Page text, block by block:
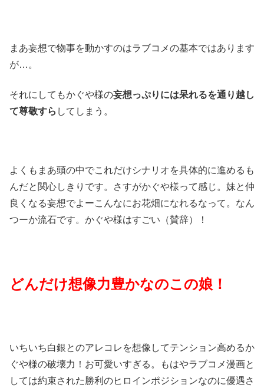
まあ妄想で物事を動かすのはラブコメの基本ではあります
が…。
それにしてもかぐや様の妄想っぷりには呆れるを通り越し
て尊敬すら してしまう。
よくもまあ頭の中でこれだけシナリオを具体的に進めるも
んだと関心しきりです。さすがかぐや様って感じ。妹と仲
良くなる妄想でよーこんなにお花畑になれるなって。なん
つーか流石です。かぐや様はすごい（賛辞）！
どんだけ想像力豊かなのこの娘！
いちいち白銀とのアレコレを想像してテンション高めるか
ぐや様の破壊力！お可愛いすぎる。もはやラブコメ漫画と
しては約束された勝利のヒロインポジションなのに優遇さ